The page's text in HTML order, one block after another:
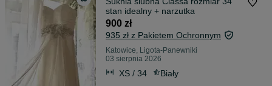
stan idealny + narzutka
900 zł
935 zł z Pakietem Ochronnym
Katowice, Ligota-Panewniki
03 sierpnia 2026
XS / 34 Biały